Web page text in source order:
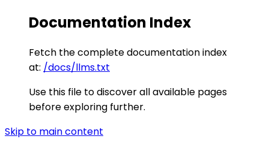
Documentation Index
Fetch the complete documentation index
at: /docs/llms.txt
Use this file to discover all available pages
before exploring further.
Skip to main content